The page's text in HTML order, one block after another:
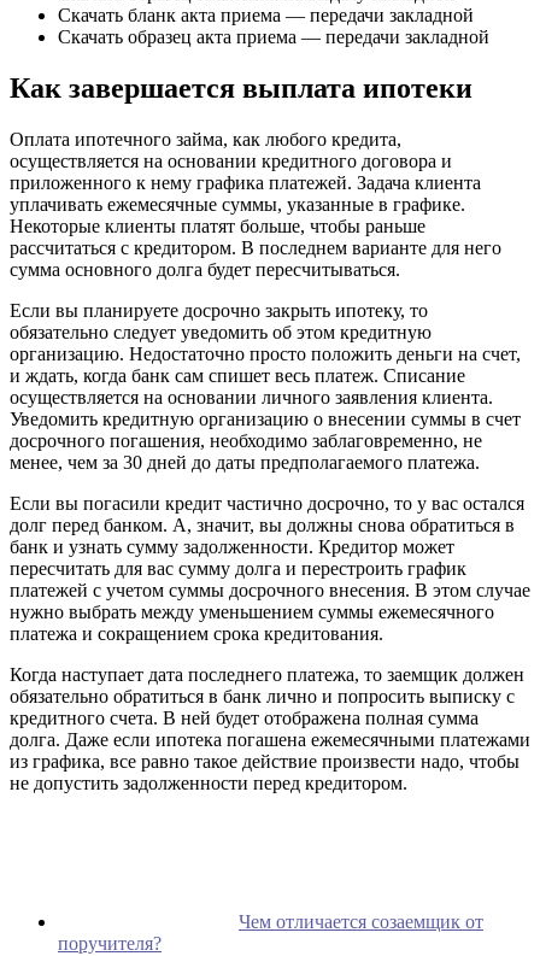
Скачать бланк акта приема — передачи закладной
Скачать образец акта приема — передачи закладной
Как завершается выплата ипотеки
Оплата ипотечного займа, как любого кредита,
осуществляется на основании кредитного договора и
приложенного к нему графика платежей. Задача клиента
уплачивать ежемесячные суммы, указанные в графике.
Некоторые клиенты платят больше, чтобы раньше
рассчитаться с кредитором. В последнем варианте для него
сумма основного долга будет пересчитываться.
Если вы планируете досрочно закрыть ипотеку, то
обязательно следует уведомить об этом кредитную
организацию. Недостаточно просто положить деньги на счет,
и ждать, когда банк сам спишет весь платеж. Списание
осуществляется на основании личного заявления клиента.
Уведомить кредитную организацию о внесении суммы в счет
досрочного погашения, необходимо заблаговременно, не
менее, чем за 30 дней до даты предполагаемого платежа.
Если вы погасили кредит частично досрочно, то у вас остался
долг перед банком. А, значит, вы должны снова обратиться в
банк и узнать сумму задолженности. Кредитор может
пересчитать для вас сумму долга и перестроить график
платежей с учетом суммы досрочного внесения. В этом случае
нужно выбрать между уменьшением суммы ежемесячного
платежа и сокращением срока кредитования.
Когда наступает дата последнего платежа, то заемщик должен
обязательно обратиться в банк лично и попросить выписку с
кредитного счета. В ней будет отображена полная сумма
долга. Даже если ипотека погашена ежемесячными платежами
из графика, все равно такое действие произвести надо, чтобы
не допустить задолженности перед кредитором.
Чем отличается созаемщик от
поручителя?